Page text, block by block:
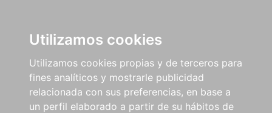
Utilizamos cookies
Utilizamos cookies propias y de terceros para
fines analíticos y mostrarle publicidad
relacionada con sus preferencias, en base a
un perfil elaborado a partir de su hábitos de